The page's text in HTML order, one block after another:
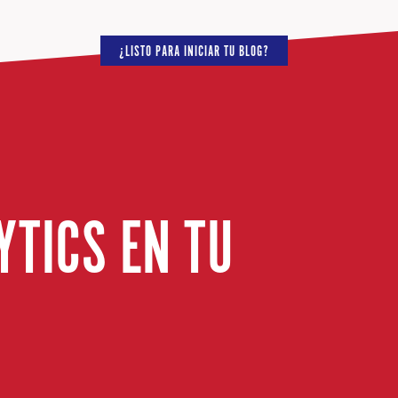
¿LISTO PARA INICIAR TU BLOG?
EN TU